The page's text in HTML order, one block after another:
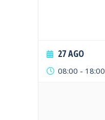
27 AGO
08:00 - 18:00